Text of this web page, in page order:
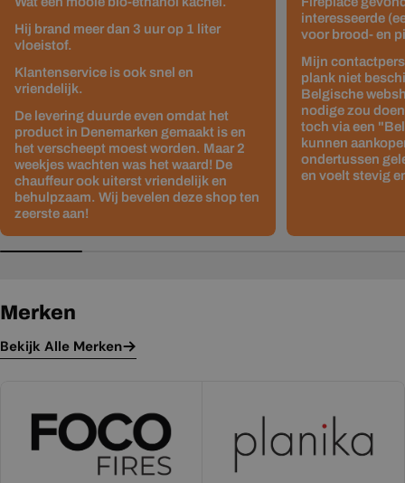
Hij brand meer dan 3 uur op 1 liter
vloeistof.
Klantenservice is ook snel en
vriendelijk.
De levering duurde even omdat het
product in Denemarken gemaakt is en
het verscheept moest worden. Maar 2
weekjes wachten was het waard! De
chauffeur ook uiterst vriendelijk en
behulpzaam. Wij bevelen deze shop ten
zeerste aan!
interesseerde
voor brood- en
Mijn
plank niet
Belgische
nodige zou
toch via een
kunnen
ondertussen
en voelt stevig
Merken
Bekijk Alle Merken